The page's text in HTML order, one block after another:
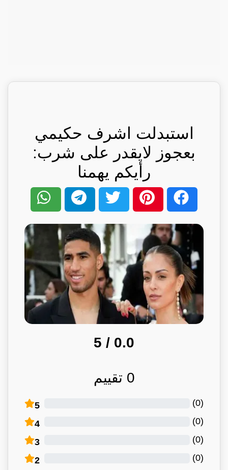
استبدلت اشرف حكيمي
بعجوز لايقدر على شرب:
رأيكم يهمنا
0.0
/ 5
0 تقييم
5 (
0
)
4 (
0
)
3 (
0
)
2 (
0
)